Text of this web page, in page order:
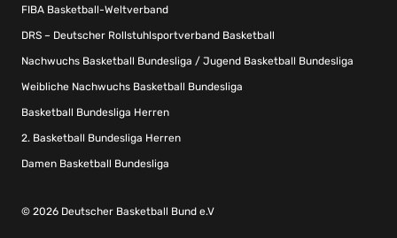
FIBA Basketball-Weltverband
DRS – Deutscher Rollstuhlsportverband Basketball
Nachwuchs Basketball Bundesliga / Jugend Basketball Bundesliga
Weibliche Nachwuchs Basketball Bundesliga
Basketball Bundesliga Herren
2. Basketball Bundesliga Herren
Damen Basketball Bundesliga
© 2026 Deutscher Basketball Bund e.V